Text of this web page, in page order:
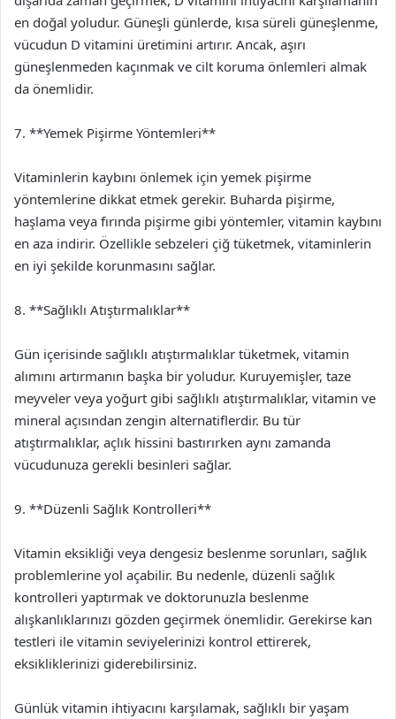
en doğal yoludur. Güneşli günlerde, kısa süreli güneşlenme,
vücudun D vitamini üretimini artırır. Ancak, aşırı
güneşlenmeden kaçınmak ve cilt koruma önlemleri almak
da önemlidir.
7. **Yemek Pişirme Yöntemleri**
Vitaminlerin kaybını önlemek için yemek pişirme
yöntemlerine dikkat etmek gerekir. Buharda pişirme,
haşlama veya fırında pişirme gibi yöntemler, vitamin kaybını
en aza indirir. Özellikle sebzeleri çiğ tüketmek, vitaminlerin
en iyi şekilde korunmasını sağlar.
8. **Sağlıklı Atıştırmalıklar**
Gün içerisinde sağlıklı atıştırmalıklar tüketmek, vitamin
alımını artırmanın başka bir yoludur. Kuruyemişler, taze
meyveler veya yoğurt gibi sağlıklı atıştırmalıklar, vitamin ve
mineral açısından zengin alternatiflerdir. Bu tür
atıştırmalıklar, açlık hissini bastırırken aynı zamanda
vücudunuza gerekli besinleri sağlar.
9. **Düzenli Sağlık Kontrolleri**
Vitamin eksikliği veya dengesiz beslenme sorunları, sağlık
problemlerine yol açabilir. Bu nedenle, düzenli sağlık
kontrolleri yaptırmak ve doktorunuzla beslenme
alışkanlıklarınızı gözden geçirmek önemlidir. Gerekirse kan
testleri ile vitamin seviyelerinizi kontrol ettirerek,
eksikliklerinizi giderebilirsiniz.
Günlük vitamin ihtiyacını karşılamak, sağlıklı bir yaşam